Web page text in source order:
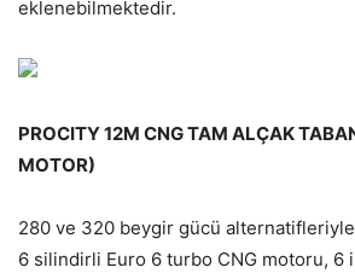
eklenebilmektedir.
PROCITY 12M CNG TAM ALÇAK
MOTOR)
280 ve 320 beygir gücü
6 silindirli Euro 6 turbo CNG motoru, 6